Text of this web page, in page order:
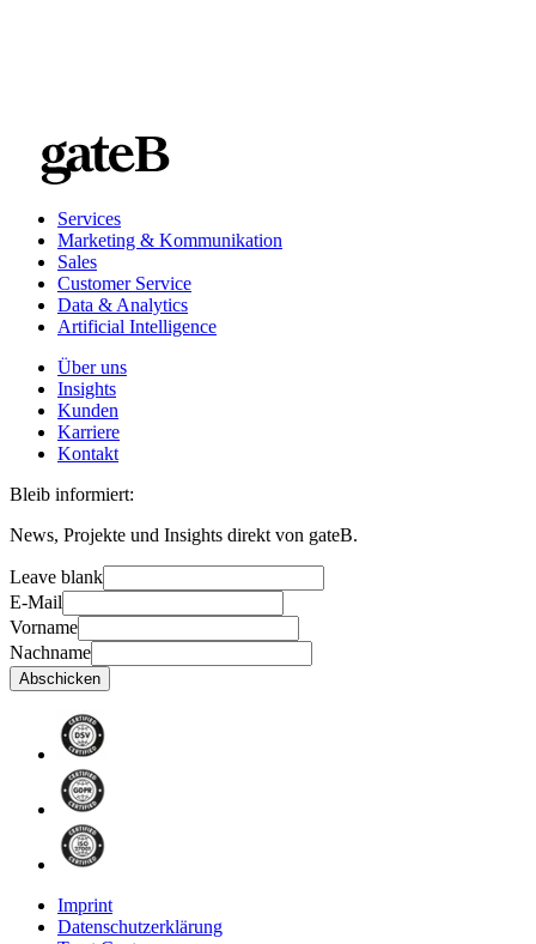
Services
Marketing & Kommunikation
Sales
Customer Service
Data & Analytics
Artificial Intelligence
Über uns
Insights
Kunden
Karriere
Kontakt
Bleib informiert:
News, Projekte und Insights direkt von gateB.
Leave blank
E-Mail
Vorname
Nachname
Abschicken
Imprint
Datenschutzerklärung